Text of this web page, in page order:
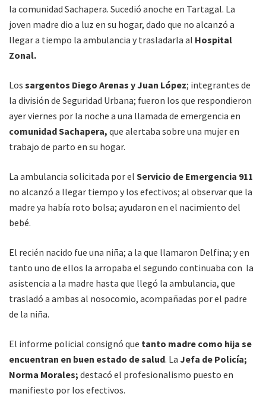
la comunidad Sachapera. Sucedió anoche en Tartagal. La
joven madre dio a luz en su hogar, dado que no alcanzó a
llegar a tiempo la ambulancia y trasladarla al Hospital
Zonal.
Los sargentos Diego Arenas y Juan López; integrantes de
la división de Seguridad Urbana; fueron los que respondieron
ayer viernes por la noche a una llamada de emergencia en
comunidad Sachapera, que alertaba sobre una mujer en
trabajo de parto en su hogar.
La ambulancia solicitada por el Servicio de Emergencia 911
no alcanzó a llegar tiempo y los efectivos; al observar que la
madre ya había roto bolsa; ayudaron en el nacimiento del
bebé.
El recién nacido fue una niña; a la que llamaron Delfina; y en
tanto uno de ellos la arropaba el segundo continuaba con la
asistencia a la madre hasta que llegó la ambulancia, que
trasladó a ambas al nosocomio, acompañadas por el padre
de la niña.
El informe policial consignó que tanto madre como hija se
encuentran en buen estado de salud. La Jefa de Policía;
Norma Morales; destacó el profesionalismo puesto en
manifiesto por los efectivos.